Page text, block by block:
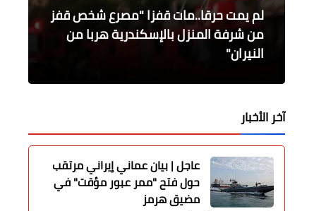
لم يمت حرقا..مات قفزا "مصرع شخص قفز
من شرفة المنزل بالإسكندرية هربا من
النيران"
حوادث وقضايا
ميل عقار من 14 طابق بالهرم والأجهزة
الأمنية تخلي السكان
المهندس يحيى زكى "دعم توطين صناعة
السيارات في المنطقة الاقتصادية لقناة
السويس"
الرياضة
الإمبراطور الروسي الأخير يدخل الجامعة
اقتصاد وأعمال
مشروعات جديدة من مبادرة حياة كريمة
لشركة التعمير والإسكان
آخر الأخبار
عاجل | بيان عماني إيراني مرتقب
حول فتح "ممر عبور مؤقت" في
مضيق هرمز